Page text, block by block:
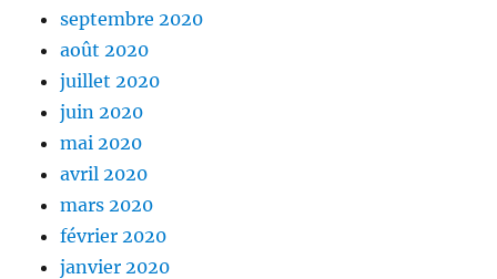
septembre 2020
août 2020
juillet 2020
juin 2020
mai 2020
avril 2020
mars 2020
février 2020
janvier 2020